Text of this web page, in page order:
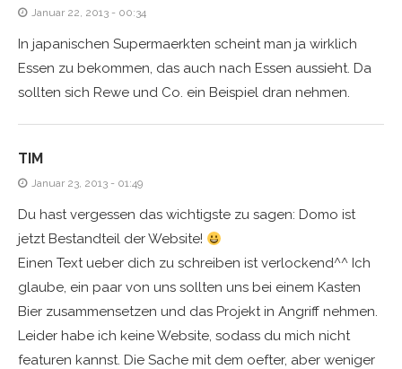
Januar 22, 2013 - 00:34
In japanischen Supermaerkten scheint man ja wirklich
Essen zu bekommen, das auch nach Essen aussieht. Da
sollten sich Rewe und Co. ein Beispiel dran nehmen.
TIM
Januar 23, 2013 - 01:49
Du hast vergessen das wichtigste zu sagen: Domo ist
jetzt Bestandteil der Website!
Einen Text ueber dich zu schreiben ist verlockend^^ Ich
glaube, ein paar von uns sollten uns bei einem Kasten
Bier zusammensetzen und das Projekt in Angriff nehmen.
Leider habe ich keine Website, sodass du mich nicht
featuren kannst. Die Sache mit dem oefter, aber weniger